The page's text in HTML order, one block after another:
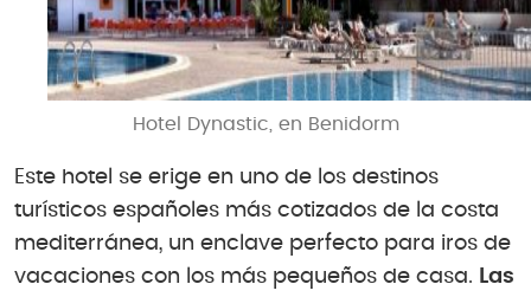
Hotel Dynastic, en Benidorm
Este hotel se erige en uno de los destinos
turísticos españoles más cotizados de la costa
mediterránea, un enclave perfecto para iros de
vacaciones con los más pequeños de casa. Las